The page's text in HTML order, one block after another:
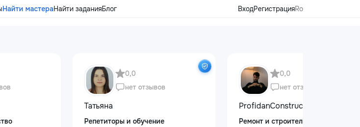
Найти мастераНайти заданияБлог ВходРегистрацияRo
0,0
нет отзывов
Татьяна
Репетиторы и обучение
0,0
нет отзывов
ProfidanConstruct
Ремонт и строительство